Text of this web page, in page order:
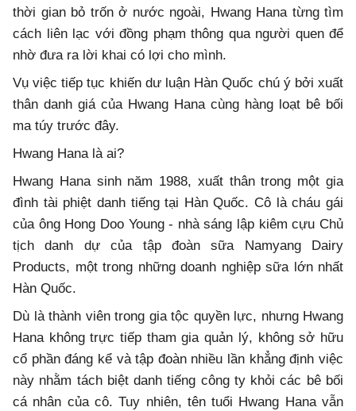
thời gian bỏ trốn ở nước ngoài, Hwang Hana từng tìm
cách liên lạc với đồng phạm thông qua người quen để
nhờ đưa ra lời khai có lợi cho mình.
Vụ việc tiếp tục khiến dư luận Hàn Quốc chú ý bởi xuất
thân danh giá của Hwang Hana cùng hàng loạt bê bối
ma túy trước đây.
Hwang Hana là ai?
Hwang Hana sinh năm 1988, xuất thân trong một gia
đình tài phiệt danh tiếng tại Hàn Quốc. Cô là cháu gái
của ông Hong Doo Young - nhà sáng lập kiêm cựu Chủ
tịch danh dự của tập đoàn sữa Namyang Dairy
Products, một trong những doanh nghiệp sữa lớn nhất
Hàn Quốc.
Dù là thành viên trong gia tộc quyền lực, nhưng Hwang
Hana không trực tiếp tham gia quản lý, không sở hữu
cổ phần đáng kể và tập đoàn nhiều lần khẳng định việc
này nhằm tách biệt danh tiếng công ty khỏi các bê bối
cá nhân của cô. Tuy nhiên, tên tuổi Hwang Hana vẫn